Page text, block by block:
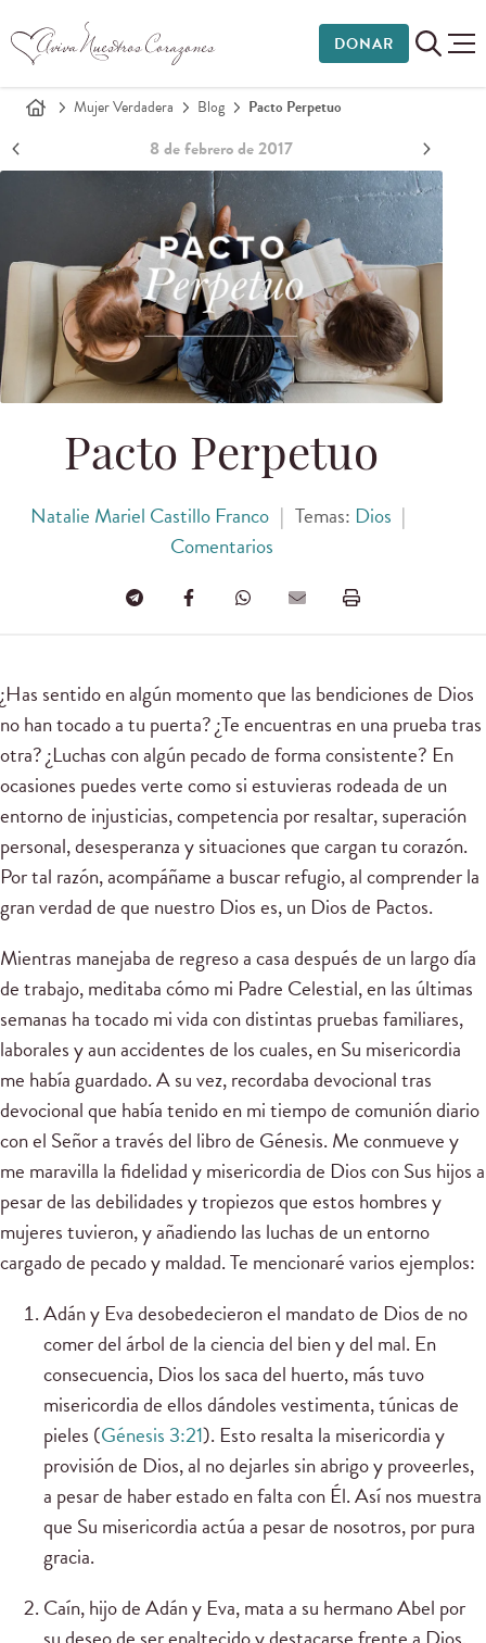
DONAR
Mujer Verdadera Blog Pacto Perpetuo
8 de febrero de 2017
Pacto Perpetuo
Natalie Mariel Castillo Franco | Temas: Dios |
Comentarios
¿Has sentido en algún momento que las bendiciones de Dios
no han tocado a tu puerta? ¿Te encuentras en una prueba tras
otra? ¿Luchas con algún pecado de forma consistente? En
ocasiones puedes verte como si estuvieras rodeada de un
entorno de injusticias, competencia por resaltar, superación
personal, desesperanza y situaciones que cargan tu corazón.
Por tal razón, acompáñame a buscar refugio, al comprender la
gran verdad de que nuestro Dios es, un Dios de Pactos.
Mientras manejaba de regreso a casa después de un largo día
de trabajo, meditaba cómo mi Padre Celestial, en las últimas
semanas ha tocado mi vida con distintas pruebas familiares,
laborales y aun accidentes de los cuales, en Su misericordia
me había guardado. A su vez, recordaba devocional tras
devocional que había tenido en mi tiempo de comunión diario
con el Señor a través del libro de Génesis. Me conmueve y
me maravilla la fidelidad y misericordia de Dios con Sus hijos a
pesar de las debilidades y tropiezos que estos hombres y
mujeres tuvieron, y añadiendo las luchas de un entorno
cargado de pecado y maldad. Te mencionaré varios ejemplos:
Adán y Eva desobedecieron el mandato de Dios de no
comer del árbol de la ciencia del bien y del mal. En
consecuencia, Dios los saca del huerto, más tuvo
misericordia de ellos dándoles vestimenta, túnicas de
pieles (Génesis 3:21). Esto resalta la misericordia y
provisión de Dios, al no dejarles sin abrigo y proveerles,
a pesar de haber estado en falta con Él. Así nos muestra
que Su misericordia actúa a pesar de nosotros, por pura
gracia.
Caín, hijo de Adán y Eva, mata a su hermano Abel por